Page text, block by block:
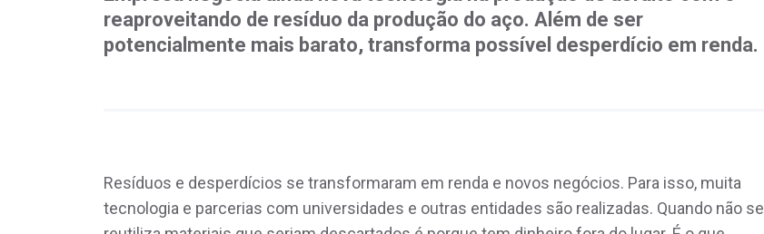
reaproveitando de resíduo da produção do aço. Além de ser
potencialmente mais barato, transforma possível desperdício em renda.
Resíduos e desperdícios se transformaram em renda e novos negócios. Para isso, muita
tecnologia e parcerias com universidades e outras entidades são realizadas. Quando não se